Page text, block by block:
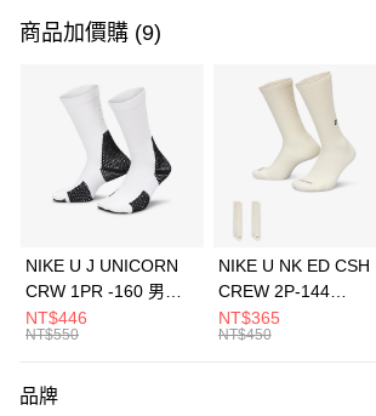
信用卡一次付款
3 期 0 利率 每期
合作金庫商業銀行
第一商業銀行
華南商業銀行
彰化商業銀行
上海商業儲蓄銀行
元大商業銀行
台灣樂天信用卡公司
Apple Pay
全盈+PAY
AFTEE先享後付
【關於「AFTEE先享後付」】
商品加價購 (9)
NIKE U J UNICORN
CRW 1PR -160 男女
中統襪 FZ3393100
NT$446
NT$550
NIKE U NK ED CSH
CREW 2P-144
EMBRDY 男女 短統襪
FZ3073133
NT$365
NT$450
品牌